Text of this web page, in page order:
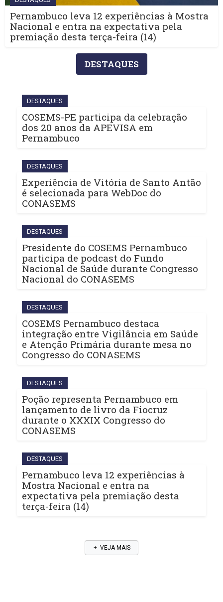
Pernambuco leva 12 experiências à Mostra
Nacional e entra na expectativa pela
premiação desta terça-feira (14)
DESTAQUES
DESTAQUES
COSEMS-PE participa da celebração
dos 20 anos da APEVISA em
Pernambuco
DESTAQUES
Experiência de Vitória de Santo Antão
é selecionada para WebDoc do
CONASEMS
DESTAQUES
Presidente do COSEMS Pernambuco
participa de podcast do Fundo
Nacional de Saúde durante Congresso
Nacional do CONASEMS
DESTAQUES
COSEMS Pernambuco destaca
integração entre Vigilância em Saúde
e Atenção Primária durante mesa no
Congresso do CONASEMS
DESTAQUES
Poção representa Pernambuco em
lançamento de livro da Fiocruz
durante o XXXIX Congresso do
CONASEMS
DESTAQUES
Pernambuco leva 12 experiências à
Mostra Nacional e entra na
expectativa pela premiação desta
terça-feira (14)
VEJA MAIS